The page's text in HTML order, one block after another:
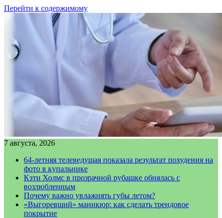
Перейти к содержимому
7 августа, 2026
64-летняя телеведущая показала результат похудения на
фото в купальнике
Кэти Холмс в прозрачной рубашке обнялась с
возлюбленным
Почему важно увлажнять губы летом?
«Выгоревший» маникюр: как сделать трендовое
покрытие